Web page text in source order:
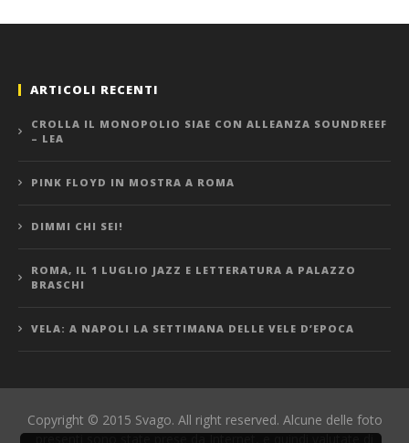
ARTICOLI RECENTI
CROLLA IL MONOPOLIO SIAE CON ALLEANZA SOUNDREEF
– LEA
PINK FLOYD IN MOSTRA A ROMA
DIMMI CHI SEI!
ROMA, IL 1 LUGLIO JAZZ E LETTERATURA A PALAZZO
BRASCHI
VELA: A NAPOLI LA SETTIMANA DELLE VELE D’EPOCA
Copyright © 2015 Svago. All right reserved. Alcune delle foto
presenti sono state prese da Internet, e quindi valutate di